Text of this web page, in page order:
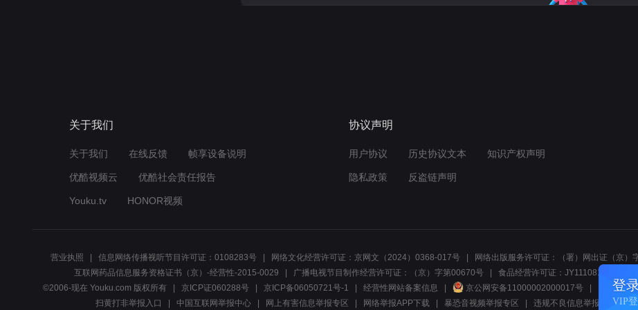
登
VIP
关于我们
关于我们 在线反馈 帧享设备说明
优酷视频云 优酷社会责任报告
Youku.tv HONOR视频
协议声明
用户协议 历史协议文本 知识产权声明
隐私政策 反盗链声明
营业执照 信息网络传播视听节目许可证：0108283号 网络文化经营许可证：京网文（2024）0368-017号 网络出版服务许可证：（署）网出证（京）
互联网药品信息服务资格证书（京）-经营性-2015-0029
广播电视节目制作经营许可证：（京）字第00670号 食品经营许可证：JY11108122976214
©2006-现在 Youku.com 版权所有
京ICP证060288号 京ICP备06050721号-1 经营性网站备案信息 京公网安备11000002000017号 网络110
扫黄打非举报入口
中国互联网举报中心 网上有害信息举报专区 网络举报APP下载 暴恐音视频举报专区 违规不良信息举报:电话